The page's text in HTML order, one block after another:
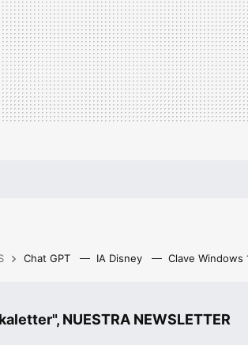
Chat GPT IA Disney Clave Windows
NUESTRA NEWSLETTER